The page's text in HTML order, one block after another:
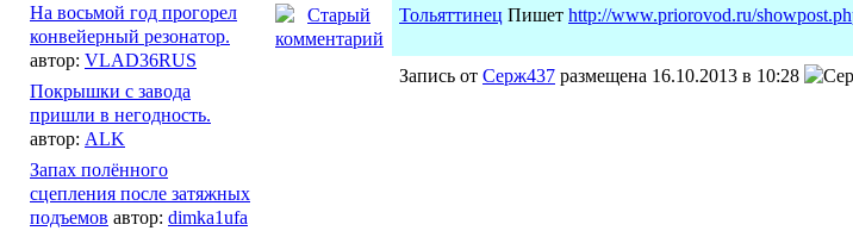
Тольяттинец Пишет http://www.priorovod.ru/
Запись от Серж437 размещена 16.10.2013 в 10:28
На восьмой год прогорел
конвейерный резонатор.
автор: VLAD36RUS
Покрышки с завода
пришли в негодность.
автор: ALK
Запах полённого
сцепления после затяжных
подъемов автор: dimka1ufa